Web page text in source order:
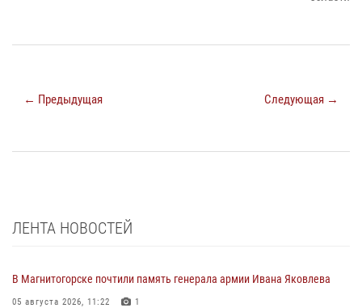
← Предыдущая Следующая →
ЛЕНТА НОВОСТЕЙ
В Магнитогорске почтили память генерала армии Ивана Яковлева
05 августа 2026, 11:22 1